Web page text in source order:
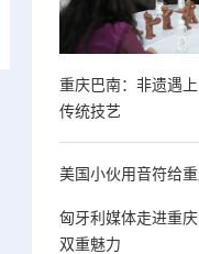
重庆巴南：非遗遇
传统技艺
美国小伙用音符给重
匈牙利媒体走进重
双重魅力